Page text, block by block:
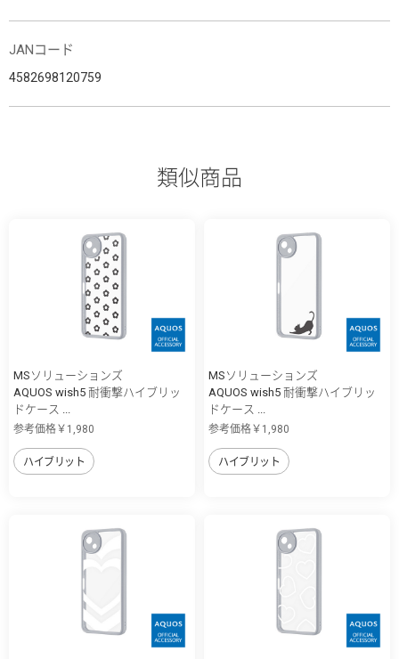
JANコード
4582698120759
類似商品
MSソリューションズ
AQUOS wish5 耐衝撃ハイブリッ
ドケース ...
参考価格￥1,980
ハイブリット
MSソリューションズ
AQUOS wish5 耐衝撃ハイブリッ
ドケース ...
参考価格￥1,980
ハイブリット